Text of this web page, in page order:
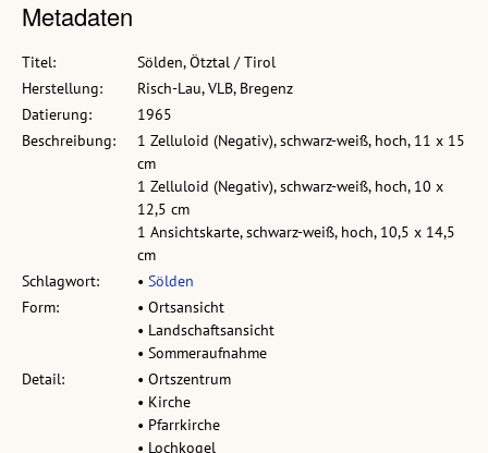
Metadaten
Titel:
Sölden, Ötztal / Tirol
Herstellung:
Risch-Lau, VLB, Bregenz
Datierung:
1965
Beschreibung:
1 Zelluloid (Negativ), schwarz-weiß, hoch, 11 x 15
cm
1 Zelluloid (Negativ), schwarz-weiß, hoch, 10 x
12,5 cm
1 Ansichtskarte, schwarz-weiß, hoch, 10,5 x 14,5
cm
Schlagwort:
• Sölden
Form:
• Ortsansicht
• Landschaftsansicht
• Sommeraufnahme
Detail:
• Ortszentrum
• Kirche
• Pfarrkirche
• Lochkogel